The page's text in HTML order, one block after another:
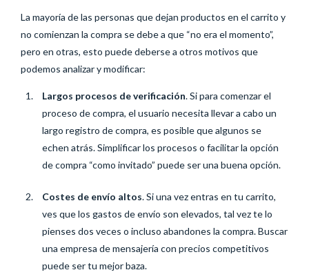
La mayoría de las personas que dejan productos en el carrito y
no comienzan la compra se debe a que “no era el momento”,
pero en otras, esto puede deberse a otros motivos que
podemos analizar y modificar:
Largos procesos de verificación. Si para comenzar el
proceso de compra, el usuario necesita llevar a cabo un
largo registro de compra, es posible que algunos se
echen atrás. Simplificar los procesos o facilitar la opción
de compra “como invitado” puede ser una buena opción.
Costes de envío altos. Si una vez entras en tu carrito,
ves que los gastos de envío son elevados, tal vez te lo
pienses dos veces o incluso abandones la compra. Buscar
una empresa de mensajería con precios competitivos
puede ser tu mejor baza.